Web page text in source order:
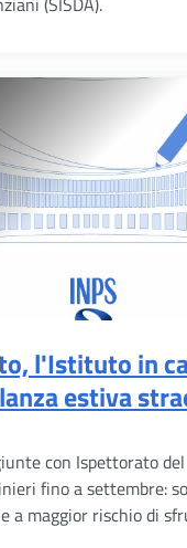
l'Istituto in
estiva
con Ispettorato
fino a settembre:
a maggior rischio di